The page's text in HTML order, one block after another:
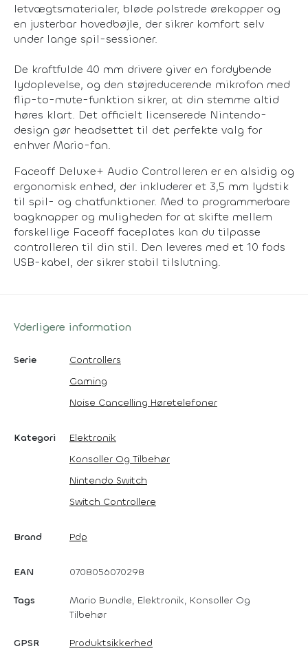
letvægtsmaterialer, bløde polstrede ørekopper og
en justerbar hovedbøjle, der sikrer komfort selv
under lange spil-sessioner.
De kraftfulde 40 mm drivere giver en fordybende
lydoplevelse, og den støjreducerende mikrofon med
flip-to-mute-funktion sikrer, at din stemme altid
høres klart. Det officielt licenserede Nintendo-
design gør headsettet til det perfekte valg for
enhver Mario-fan.
Faceoff Deluxe+ Audio Controlleren er en alsidig og
ergonomisk enhed, der inkluderer et 3,5 mm lydstik
til spil- og chatfunktioner. Med to programmerbare
bagknapper og muligheden for at skifte mellem
forskellige Faceoff faceplates kan du tilpasse
controlleren til din stil. Den leveres med et 10 fods
USB-kabel, der sikrer stabil tilslutning.
Yderligere information
Serie
Controllers
Gaming
Noise Cancelling Høretelefoner
Kategori
Elektronik
Konsoller Og Tilbehør
Nintendo Switch
Switch Controllere
Brand Pdp
EAN 0708056070298
Tags
Mario Bundle, Elektronik, Konsoller Og
Tilbehør
GPSR Produktsikkerhed